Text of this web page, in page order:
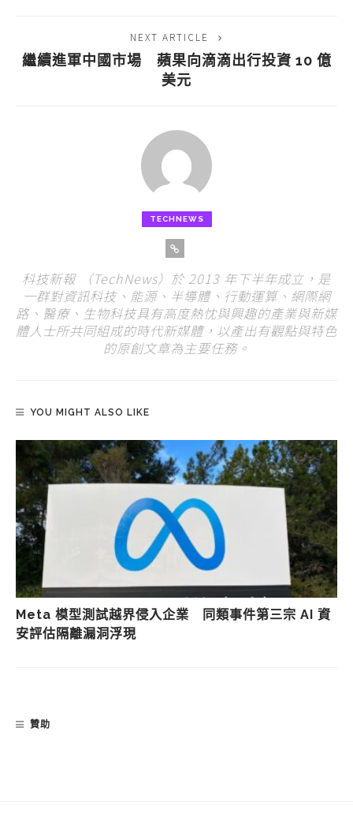
NEXT ARTICLE
繼續進軍中國市場 蘋果向滴滴出行投資 10 億
美元
TECHNEWS
科技新報 （TechNews）於 2013 年下半年成立，是
一群對資訊科技、能源、半導體、行動運算、網際網
路、醫療、生物科技具有高度熱忱與興趣的產業與新媒
體人士所共同組成的時代新媒體，以產出有觀點與特色
的原創文章為主要任務。
YOU MIGHT ALSO LIKE
Meta 模型測試越界侵入企業 同類事件第三宗 AI 資
安評估隔離漏洞浮現
贊助